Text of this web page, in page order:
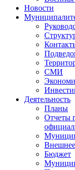
Новости
СМИ
Деятельность
Планы
Отчеты
Бюджет